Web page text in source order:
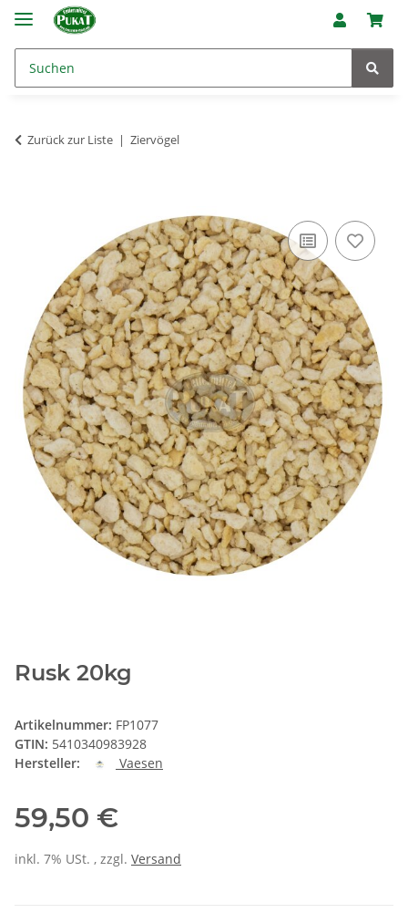
Zurück zur Liste Ziervögel
Rusk 20kg
Artikelnummer: FP1077
GTIN: 5410340983928
Hersteller:
Vaesen
59,50 €
inkl. 7% USt. , zzgl. Versand